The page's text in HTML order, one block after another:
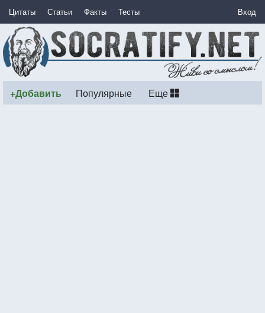
Цитаты Статьи Факты Тесты Вход
+Добавить Популярные Еще